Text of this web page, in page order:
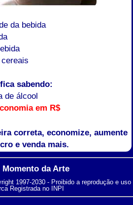
da bebida
sabendo:
de álcool
em R$
correta, economize, aumente
e venda mais.
Momento da Arte
1997-2030 - Proibido a reprodução e uso
Registrada no INPI